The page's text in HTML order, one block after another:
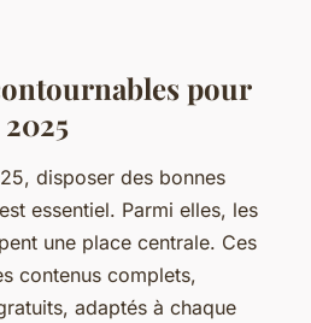
pour
disposer des bonnes
essentiel. Parmi elles, les
une place centrale. Ces
contenus complets,
adaptés à chaque